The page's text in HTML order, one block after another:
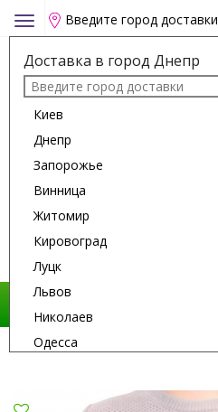
Toggle
navigation
Введите город доставки
Доставка в город Днепр
Киев
Днепр
Запорожье
Винница
Житомир
Кировоград
Луцк
Львов
Николаев
Одесса
+38 (050)
Доставка Цветов